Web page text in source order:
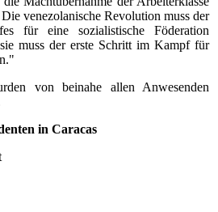
venezolanische Revolution muss der
für eine sozialistische Föderation
muss der erste Schritt im Kampf für
von beinahe allen Anwesenden
in Caracas